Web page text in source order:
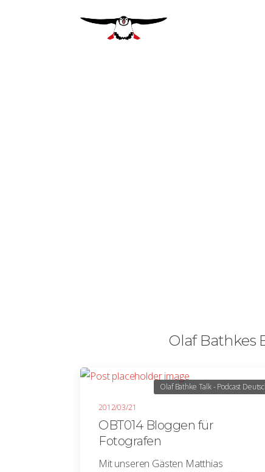
Olaf Bathkes
2012/03/21
Olaf Bathke Talk - Podcast
OBT014 Bloggen für
Fotografen
Mit unseren Gästen Matthias